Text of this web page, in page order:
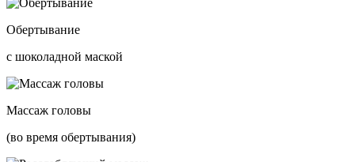
Обертывание
с шоколадной маской
Массаж головы
(во время обертывания)